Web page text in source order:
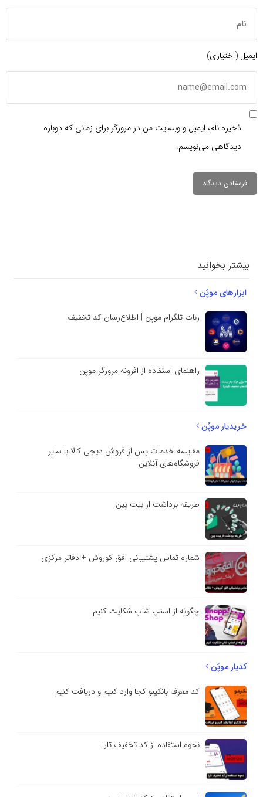
ایمیل (اختیاری)
ذخیره نام، ایمیل و وبسایت من در مرورگر برای زمانی که دوباره
دیدگاهی می‌نویسم.
بیشتر بخوانید
ابزارهای موپُن
ربات تلگرام موپن | اطلاع‌رسان کد تخفیف
راهنمای استفاده از افزونه مرورگر موپن
خریدیار موپُن
مقایسه خدمات پس از فروش دیجی کالا با سایر
فروشگاه‌های آنلاین
طریقه برداشت از بیت پین
شماره تماس پشتیبانی افق کوروش + دفاتر مرکزی
چگونه از اسنپ شاپ شکایت کنیم
کدیار موپُن
کد معرف بانکینو کجا وارد کنیم و دریافت کنیم
نحوه استفاده از کد تخفیف تارا